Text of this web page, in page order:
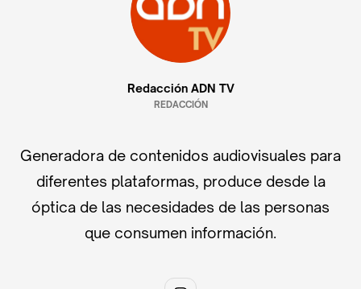
Redacción ADN TV
REDACCIÓN
Generadora de contenidos audiovisuales para
diferentes plataformas, produce desde la
óptica de las necesidades de las personas
que consumen información.